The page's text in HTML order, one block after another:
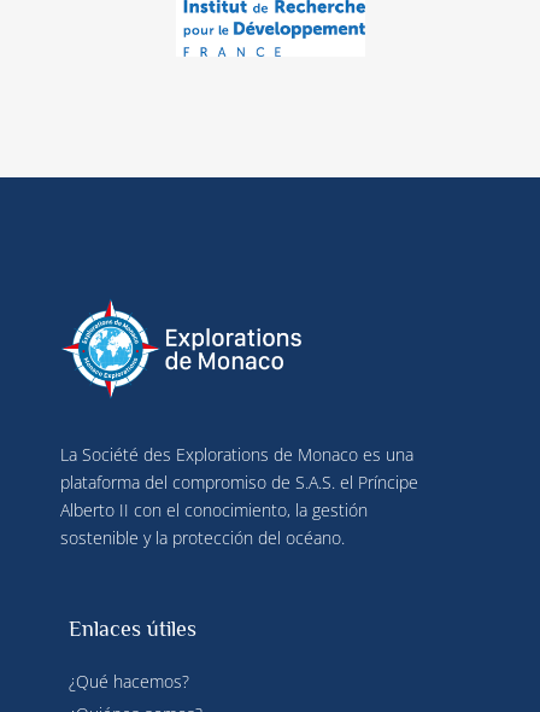
La Société des Explorations de Monaco es una
plataforma del compromiso de S.A.S. el Príncipe
Alberto II con el conocimiento, la gestión
sostenible y la protección del océano.
Enlaces útiles
¿Qué hacemos?